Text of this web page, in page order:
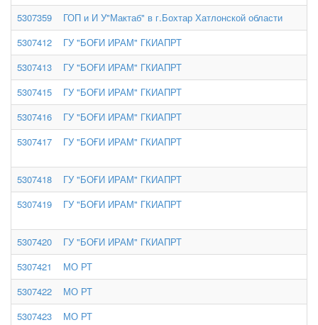
5307359
ГОП и И У"Мактаб" в г.Бохтар Хатлонской области
5307412
ГУ "БОҒИ ИРАМ" ГКИАПРТ
5307413
ГУ "БОҒИ ИРАМ" ГКИАПРТ
5307415
ГУ "БОҒИ ИРАМ" ГКИАПРТ
5307416
ГУ "БОҒИ ИРАМ" ГКИАПРТ
5307417
ГУ "БОҒИ ИРАМ" ГКИАПРТ
5307418
ГУ "БОҒИ ИРАМ" ГКИАПРТ
5307419
ГУ "БОҒИ ИРАМ" ГКИАПРТ
5307420
ГУ "БОҒИ ИРАМ" ГКИАПРТ
5307421
МО РТ
5307422
МО РТ
5307423
МО РТ